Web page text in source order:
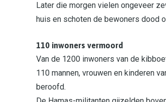
Later die morgen vielen ongeveer
huis en schoten de bewoners dood
110 inwoners vermoord
Van de 1200 inwoners van de
110 mannen, vrouwen en kinderen
beroofd.